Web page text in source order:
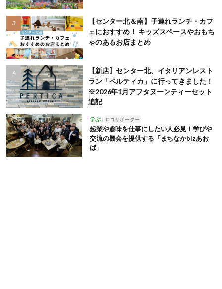
【センター北＆南】子連れランチ・カフ
ェにおすすめ！ キッズスペースやおもち
ゃのあるお店まとめ
【新店】センター北、イタリアンレスト
ラン「ペルティカ」に行ってきました！
※2026年1月アフタヌーンティーセット
追記
学ぶ ロコサポーター
起業や趣味を仕事にしたい人必見！学びや
交流の機会を提供する「まちなかbizあお
ば」